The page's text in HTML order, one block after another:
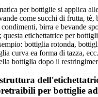
per bottiglie si applica
come succhi di frutta, tè,
birra e bevande
etichettatrice per
bottiglia rotonda,
curva ea forma di tazza,
bottiglia dopo il
per bottiglie